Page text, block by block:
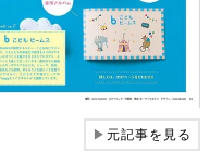
▶元記事を見る